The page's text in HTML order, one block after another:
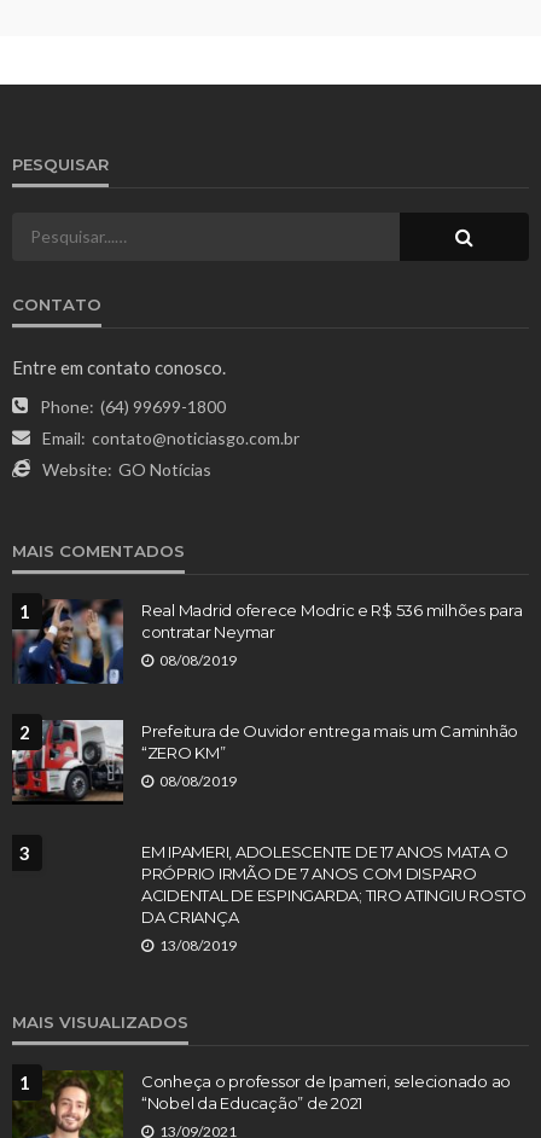
PESQUISAR
CONTATO
Entre em contato conosco.
Phone: (64) 99699-1800
Email: contato@noticiasgo.com.br
Website: GO Notícias
MAIS COMENTADOS
1
Real Madrid oferece Modric e R$ 536 milhões para
contratar Neymar
08/08/2019
2
Prefeitura de Ouvidor entrega mais um Caminhão
“ZERO KM”
08/08/2019
3
EM IPAMERI, ADOLESCENTE DE 17 ANOS MATA O
PRÓPRIO IRMÃO DE 7 ANOS COM DISPARO
ACIDENTAL DE ESPINGARDA; TIRO ATINGIU ROSTO
DA CRIANÇA
13/08/2019
MAIS VISUALIZADOS
1
Conheça o professor de Ipameri, selecionado ao
“Nobel da Educação” de 2021
13/09/2021